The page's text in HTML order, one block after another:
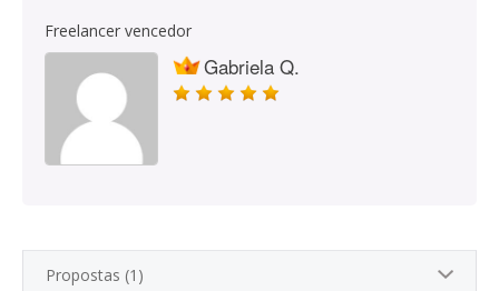
Freelancer vencedor
Gabriela Q.
Propostas (1)